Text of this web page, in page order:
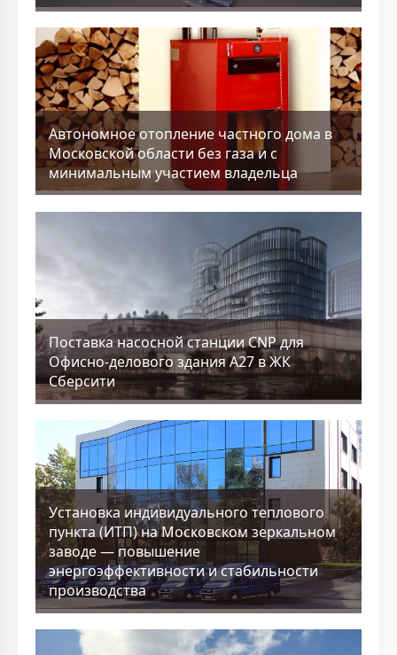
Aвтономное отопление частного дома в
Московской области без газа и с
минимальным участием владельца
Поставка насосной станции CNP для
Офисно-делового здания А27 в ЖК
Сберсити
Установка индивидуального теплового
пункта (ИТП) на Московском зеркальном
заводе — повышение
энергоэффективности и стабильности
производства